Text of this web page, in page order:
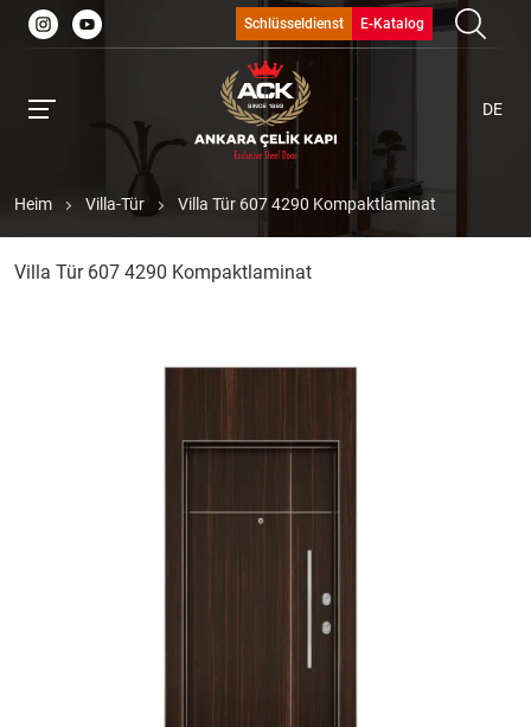
Schlüsseldienst E-Katalog
DE
Heim Villa-Tür Villa Tür 607 4290 Kompaktlaminat
Villa Tür 607 4290 Kompaktlaminat